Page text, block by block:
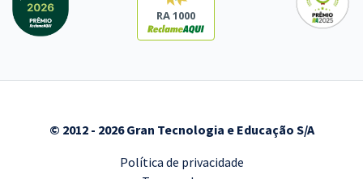
RA 1000
© 2012 - 2026 Gran Tecnologia e Educação S/A
Política de privacidade